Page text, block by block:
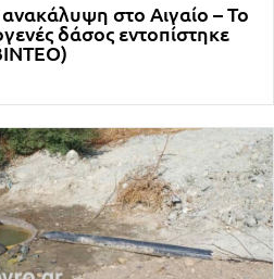
στο Αιγαίο – Το
δάσος εντοπίστηκε